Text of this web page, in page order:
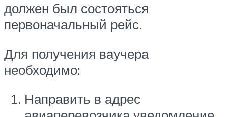
должен был состояться
первоначальный рейс.
Для получения ваучера
необходимо:
Направить в адрес